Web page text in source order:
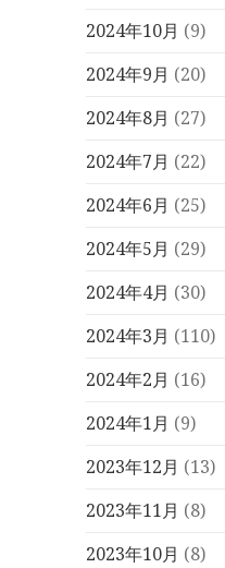
2024年10月 (9)
2024年9月 (20)
2024年8月 (27)
2024年7月 (22)
2024年6月 (25)
2024年5月 (29)
2024年4月 (30)
2024年3月 (110)
2024年2月 (16)
2024年1月 (9)
2023年12月 (13)
2023年11月 (8)
2023年10月 (8)